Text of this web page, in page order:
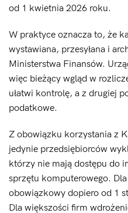
od 1 kwietnia 2026 roku.
W praktyce oznacza to, że
wystawiana, przesyłana i
Ministerstwa Finansów.
więc bieżący wgląd w
ułatwi kontrolę, a z drugiej
podatkowe.
Z obowiązku korzystania z
jedynie przedsiębiorców
którzy nie mają dostępu do
sprzętu komputerowego.
obowiązkowy dopiero od 1
Dla większości firm